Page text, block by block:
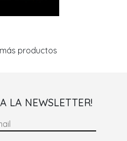
productos
LA NEWSLETTER!